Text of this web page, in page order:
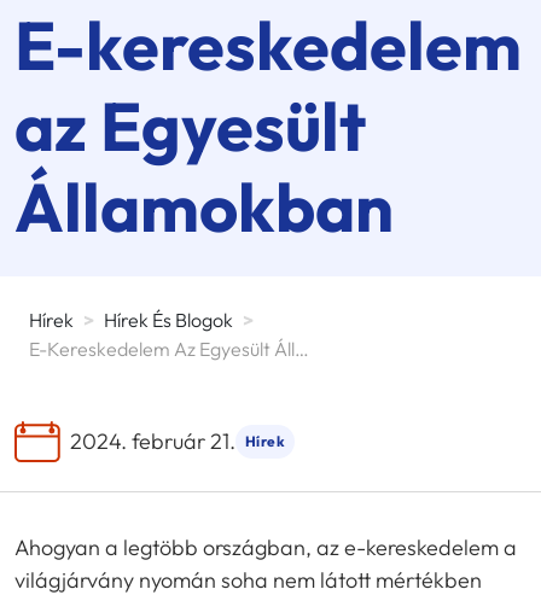
E-kereskedelem
az Egyesült
Államokban
Hírek > Hírek És Blogok >
E-Kereskedelem Az Egyesült Államokban
2024. február 21. Hírek
Ahogyan a legtöbb országban, az e-kereskedelem a
világjárvány nyomán soha nem látott mértékben